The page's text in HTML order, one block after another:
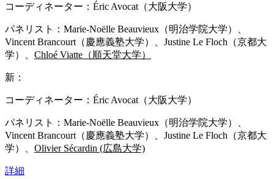
コーディネーター：Éric Avocat（大阪大学）
パネリスト：Marie-Noëlle Beauvieux（明治学院大学）、
Vincent Brancourt（慶應義塾大学）、Justine Le Floch（京都大
学）、 Chloé Viatte（順天堂大学）
新：
コーディネーター：Éric Avocat（大阪大学）
パネリスト：Marie-Noëlle Beauvieux（明治学院大学）、
Vincent Brancourt（慶應義塾大学）、Justine Le Floch（京都大
学）、 Olivier Sécardin (広島大学)
詳細